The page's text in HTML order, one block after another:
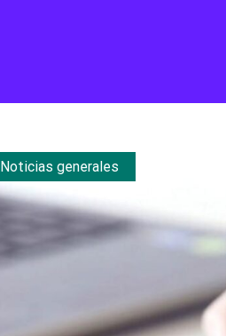
Noticias generales